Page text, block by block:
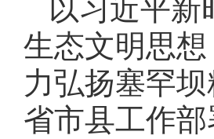
以习近平新
生态文明思
力弘扬塞罕
省市县工作